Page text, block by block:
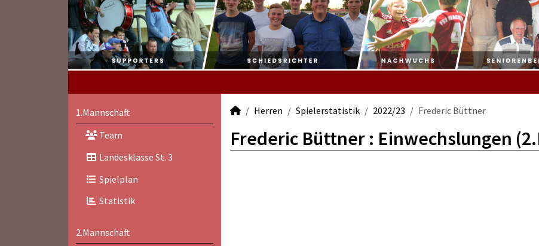
1.Mannschaft
Team
Landesklasse St. 3
Spielplan
Statistik
2.Mannschaft
Herren Spielerstatistik 2022/23 Frederic Büttner
Frederic Büttner : Einwechslungen